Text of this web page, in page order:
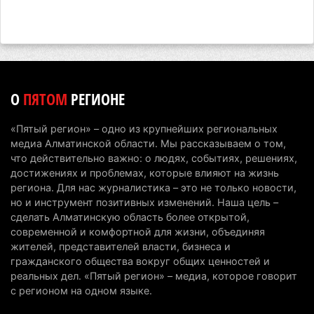
количеством избирателей
«От экспорта сырья - к сложным
производствам»: партия «Әділет» представила в
Актобе план диверсификации
3 августа 2026 г. 20:46 151
Солдат-срочник выпал из окна четвертого этажа
казармы в Конаеве
3 августа 2026 г. 18:08 166
ОПЯТОМ РЕГИОНЕ
«Пятый регион» – одно из крупнейших региональных
медиа Алматинской области. Мы рассказываем о том,
что действительно важно: о людях, событиях, решениях,
достижениях и проблемах, которые влияют на жизнь
региона. Для нас журналистика – это не только новости,
но и инструмент позитивных изменений. Наша цель –
сделать Алматинскую область более открытой,
современной и комфортной для жизни, объединяя
жителей, представителей власти, бизнеса и
гражданского общества вокруг общих ценностей и
реальных дел. «Пятый регион» – медиа, которое говорит
с регионом на одном языке.